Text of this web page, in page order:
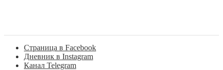
Страница в Facebook
Дневник в Instagram
Канал Telegram